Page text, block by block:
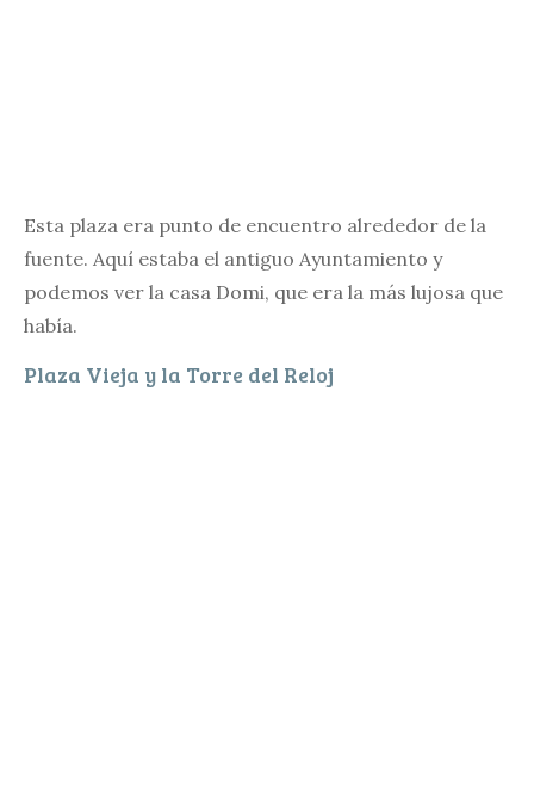
Esta plaza era punto de encuentro alrededor de la
fuente. Aquí estaba el antiguo Ayuntamiento y
podemos ver la casa Domi, que era la más lujosa que
había.
Plaza Vieja y la Torre del Reloj